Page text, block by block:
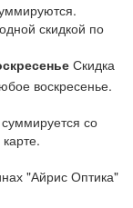
скидкой по
Скидка
воскресенье.
со
"Айрис Оптика"